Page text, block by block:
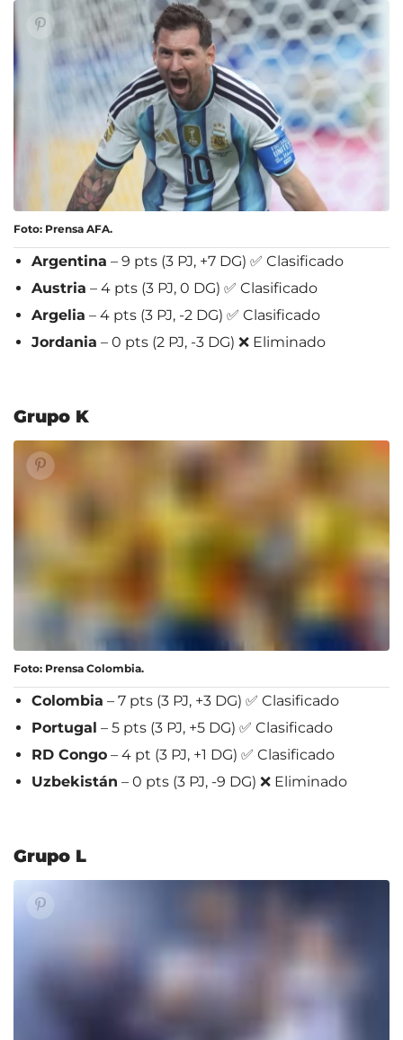
Foto: Prensa AFA.
Argentina – 9 pts (3 PJ, +7 DG) ✅ Clasificado
Austria – 4 pts (3 PJ, 0 DG) ✅ Clasificado
Argelia – 4 pts (3 PJ, -2 DG) ✅ Clasificado
Jordania – 0 pts (2 PJ, -3 DG) ❌ Eliminado
Grupo K
Foto: Prensa Colombia.
Colombia – 7 pts (3 PJ, +3 DG) ✅ Clasificado
Portugal – 5 pts (3 PJ, +5 DG) ✅ Clasificado
RD Congo – 4 pt (3 PJ, +1 DG) ✅ Clasificado
Uzbekistán – 0 pts (3 PJ, -9 DG) ❌ Eliminado
Grupo L